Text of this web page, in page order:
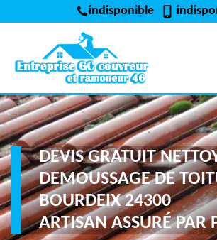
indisponible
DEVIS GRATUIT
DEMOUSSAGE DE
BOURDEIX 24300
ARTISAN ASSURÉ PAR